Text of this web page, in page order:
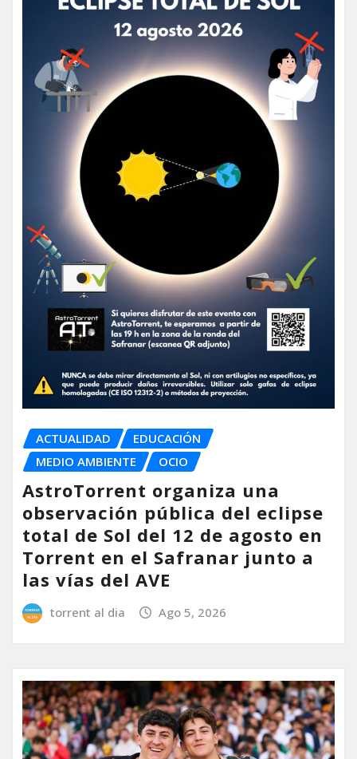
ACTUALIDAD
EDUCACIÓN
MEDIO AMBIENTE
OCIO
AstroTorrent organiza una
observación pública del eclipse
total de Sol del 12 de agosto en
Torrent en el Safranar junto a
las vías del AVE
torrent al dia Ago 5, 2026